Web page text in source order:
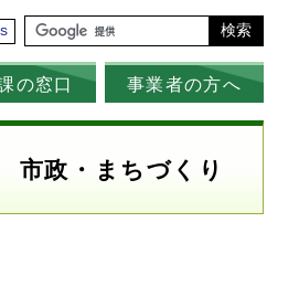
検索
の窓口 事業者の方へ
市政・まちづくり